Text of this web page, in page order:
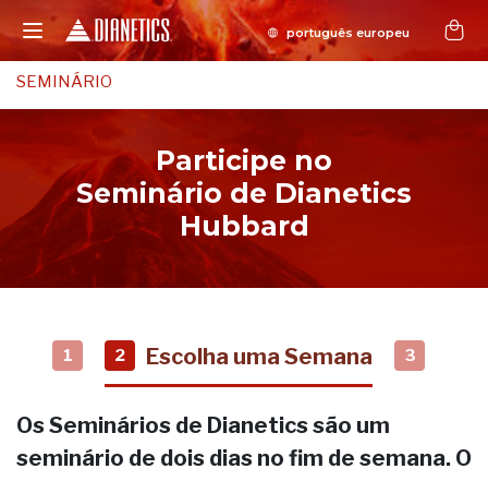
SEMINÁRIO
Participe no
Seminário de Dianetics
Hubbard
1 2 Escolha uma Semana 3
Os Seminários de Dianetics são um
seminário de dois dias no fim de semana. O